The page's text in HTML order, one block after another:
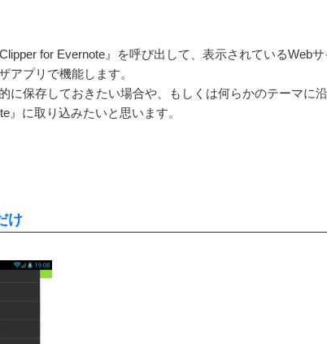
for Evernote』を呼び出して、表示されているWeb
アプリで機能します。
に保存しておきたい場合や、もしくは何らかのテーマ
』に取り込みたいと思います。
け